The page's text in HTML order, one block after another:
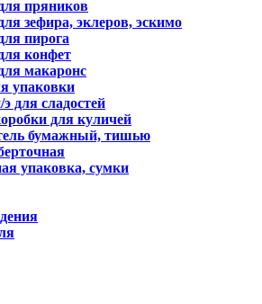
пряников
зефира, эклеров, эскимо
пирога
конфет
макаронс
упаковки
для сладостей
для куличей
бумажный, тишью
упаковка, сумки